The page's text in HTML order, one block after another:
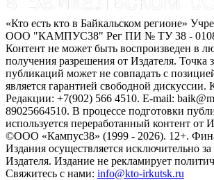
«Кто есть кто в Байкальском регионе»
ООО "КАМПУС38" Рег ПИ № ТУ 38 - 01081
Контент не может быть воспроизведен в
получения разрешения от Издателя. Точка
публикаций может не совпадать с
является гарантией свободной дискуссии.
Редакции: +7(902) 566 4510. E-mail:
89025664510. В процессе подготовки
используется переработанный контент от
©ООО «Кампус38» (1999 - 2026). 12+.
Издания осуществляется исключительно за
Издателя. Издание не рекламирует
Свяжитесь с нами: info@kto-irkutsk.ru